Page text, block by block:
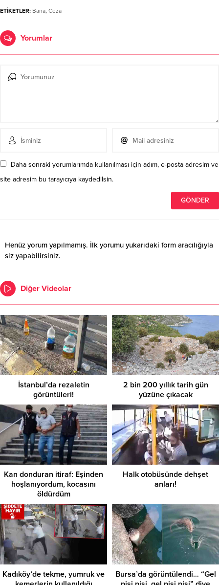
ETİKETLER: Bana, Ceza
Yorumlar
Daha sonraki yorumlarımda kullanılması için adım, e-posta adresim ve
site adresim bu tarayıcıya kaydedilsin.
Henüz yorum yapılmamış. İlk yorumu yukarıdaki form aracılığıyla
siz yapabilirsiniz.
Diğer Videolar
İstanbul’da rezaletin
görüntüleri!
2 bin 200 yıllık tarih gün
yüzüne çıkacak
Kan donduran itiraf: Eşinden
hoşlanıyordum, kocasını
öldürdüm
Halk otobüsünde dehşet
anları!
Kadıköy’de tekme, yumruk ve
Bursa’da görüntülendi… “Gel